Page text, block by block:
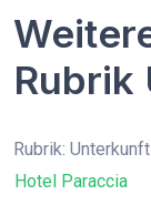
Rubrik
Rubrik: Unterkunft
Hotel Paraccia